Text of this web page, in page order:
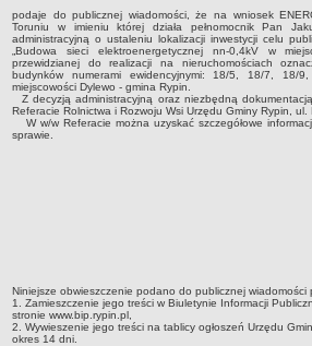
Rejestr instytucji kultury
RODO Klauzule informacyjne
AKTUALNOŚCI I OGŁOSZENIA
URZĄD GMINY
Dane teleadresowe
Tabela informacyjna
Regulamin organizacyjny
Regulamin naboru na wolne stanowiska
podaje do publicznej wiadomości, że na wniosek
Toruniu w imieniu której działa peł­nomocnik Pan
administracyjną o ustaleniu lokalizacji inwestycji celu
„Budowa sieci elektroenergetycznej nn-0,4kV w
przewidzianej do realizacji na nieruchomościach
budynków numerami ewidencyjnymi: 18/5, 18/7, 18/
miejscowości Dylewo - gmina Rypin.
Z decyzją administracyjną oraz niezbędną
Referacie Rolnictwa i Rozwoju Wsi Urzędu Gminy Rypin, ul.
W w/w Referacie można uzyskać szczegółowe
sprawie.
Niniejsze obwieszczenie podano do publicznej wiadomości
1. Zamieszczenie jego treści w Biuletynie Informacji
stronie www.bip.rypin.pl,
2. Wywieszenie jego treści na tablicy ogłoszeń Urzędu
okres 14 dni.